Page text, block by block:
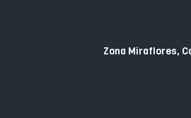
Zona Miraflores,